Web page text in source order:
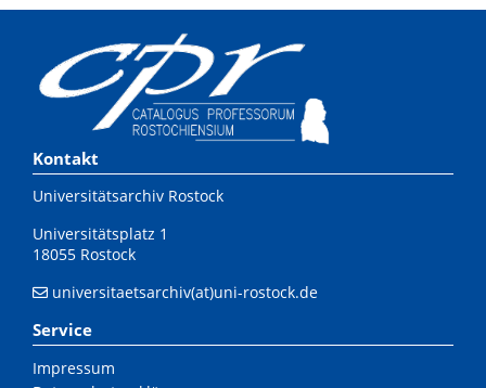
Kontakt
Universitätsarchiv Rostock
Universitätsplatz 1
18055 Rostock
universitaetsarchiv(at)uni-rostock.de
Service
Impressum